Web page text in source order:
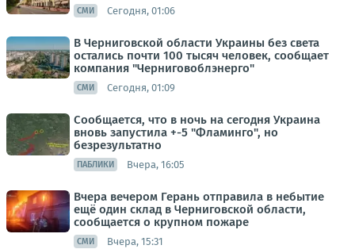
СМИ Сегодня, 01:06
В Черниговской области Украины без света
остались почти 100 тысяч человек, сообщает
компания "Черниговоблэнерго"
СМИ Сегодня, 01:09
Сообщается, что в ночь на сегодня Украина
вновь запустила +-5 "Фламинго", но
безрезультатно
ПАБЛИКИ Вчера, 16:05
Вчера вечером Герань отправила в небытие
ещё один склад в Черниговской области,
сообщается о крупном пожаре
СМИ Вчера, 15:31